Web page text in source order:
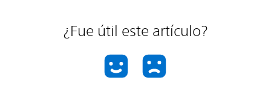
¿Fue útil este artículo?